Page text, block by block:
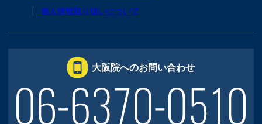
個人情報取り扱いについて
大阪院へのお問い合わせ